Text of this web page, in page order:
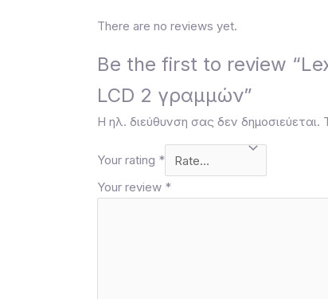
There are no reviews yet.
Be the first to review
LCD 2 γραμμών”
Η ηλ. διεύθυνση σας δεν δημοσιεύεται.
Your rating *
Your review *